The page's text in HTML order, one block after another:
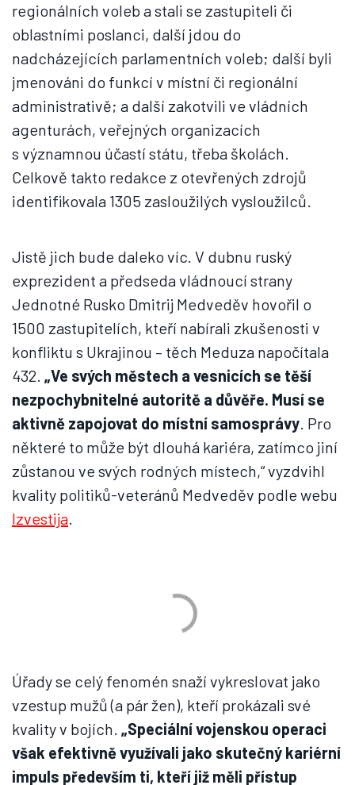
regionálních voleb a stali se zastupiteli či
oblastními poslanci, další jdou do
nadcházejících parlamentních voleb; další byli
jmenováni do funkcí v místní či regionální
administrativě; a další zakotvili ve vládních
agenturách, veřejných organizacích
s významnou účastí státu, třeba školách.
Celkově takto redakce z otevřených zdrojů
identifikovala 1305 zasloužilých vysloužilců.
Jistě jich bude daleko víc. V dubnu ruský
exprezident a předseda vládnoucí strany
Jednotné Rusko Dmitrij Medveděv hovořil o
1500 zastupitelích, kteří nabírali zkušenosti v
konfliktu s Ukrajinou – těch Meduza napočítala
432. „Ve svých městech a vesnicích se těší
nezpochybnitelné autoritě a důvěře. Musí se
aktivně zapojovat do místní samosprávy. Pro
některé to může být dlouhá kariéra, zatímco jiní
zůstanou ve svých rodných místech,“ vyzdvihl
kvality politiků-veteránů Medveděv podle webu
Izvestija.
Úřady se celý fenomén snaží vykreslovat jako
vzestup mužů (a pár žen), kteří prokázali své
kvality v bojích. „Speciální vojenskou operaci
však efektivně využívali jako skutečný kariérní
impuls především ti, kteří již měli přístup